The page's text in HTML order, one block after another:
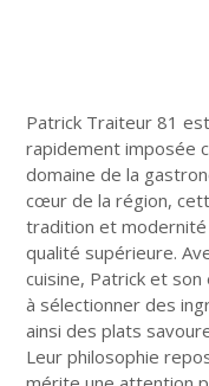
Patrick Traiteur 81
rapidement imposée
domaine de la
cœur de la région,
tradition et
qualité supérieure.
cuisine, Patrick et
à sélectionner des
ainsi des plats
Leur philosophie